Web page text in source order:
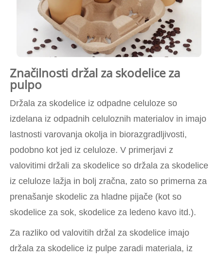
Značilnosti držal za skodelice za
pulpo
Držala za skodelice iz odpadne celuloze so
izdelana iz odpadnih celuloznih materialov in imajo
lastnosti varovanja okolja in biorazgradljivosti,
podobno kot jed iz celuloze. V primerjavi z
valovitimi držali za skodelice so držala za skodelice
iz celuloze lažja in bolj zračna, zato so primerna za
prenašanje skodelic za hladne pijače (kot so
skodelice za sok, skodelice za ledeno kavo itd.).
Za razliko od valovitih držal za skodelice imajo
držala za skodelice iz pulpe zaradi materiala, iz